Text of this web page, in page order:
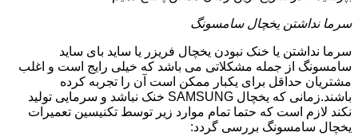
سرما نداشتن یخچال سامسونگ
سرما نداشتن یا خنک نبودن یخچال فریزر یا ساید بای ساید
سامسونگ از جمله مشکلاتی می باشد که خیلی رایج است و اغلب
مشتریان حداقل برای یکبار ممکن است آن را تجربه کرده
باشند.زمانی که یخچال SAMSUNG خنک نباشد و سرمایی تولید
نکند لازم است که حتما تمام موارد زیر توسط تکنیسین تعمیرات
یخچال سامسونگ بررسی گردد: